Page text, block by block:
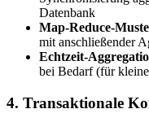
Datenbank
Map-Reduce-
mit anschließender
Echtzeit-
bei Bedarf (für
4. Transaktionale